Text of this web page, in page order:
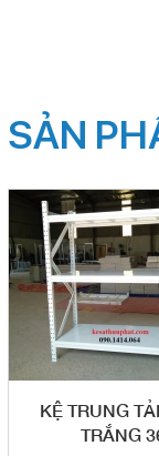
SẢN
KỆ TRUNG
TRẮNG